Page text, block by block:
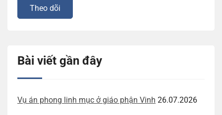
Bài viết gần đây
Vụ án phong linh mục ở giáo phận Vinh 26.07.2026